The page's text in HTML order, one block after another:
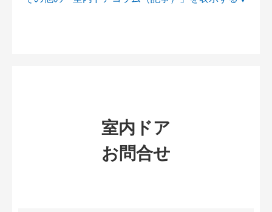
室内ドア
お問合せ